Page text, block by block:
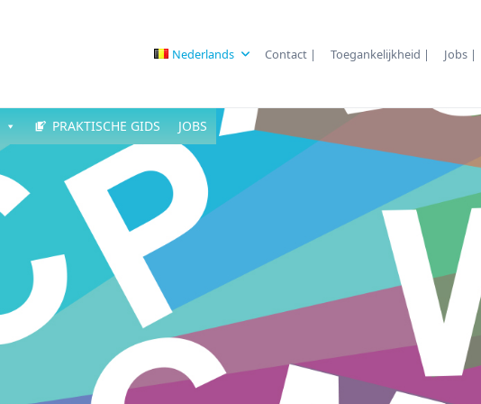
Nederlands Contact | Toegankelijkheid | Jobs |
PRAKTISCHE GIDS JOBS